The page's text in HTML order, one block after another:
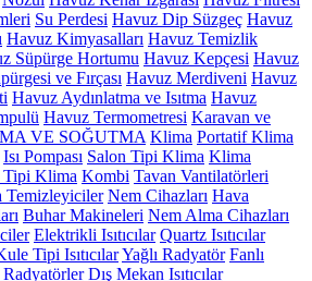
Su Perdesi Havuz Dip Süzgeç Havuz
Havuz Kimyasalları Havuz Temizlik
Süpürge Hortumu Havuz Kepçesi Havuz
ve Fırçası Havuz Merdiveni Havuz
Havuz Aydınlatma ve Isıtma Havuz
Havuz Termometresi Karavan ve
VE SOĞUTMA Klima Portatif Klima
Isı Pompası Salon Tipi Klima Klima
Tipi Klima Kombi Tavan Vantilatörleri
Temizleyiciler Nem Cihazları Hava
Buhar Makineleri Nem Alma Cihazları
Elektrikli Isıtıcılar Quartz Isıtıcılar
Tipi IsıtıcılarYağlı Radyatör Fanlı
Dış Mekan Isıtıcılar